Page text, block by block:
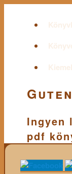
Ingyen
pdf